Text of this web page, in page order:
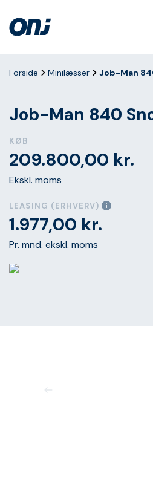
Forside Minilæsser Job-Man
Job-Man 840
KØB
209.800,00 kr.
Ekskl. moms
LEASING (ERHVERV)
1.977,00 kr.
Pr. mnd. ekskl. moms